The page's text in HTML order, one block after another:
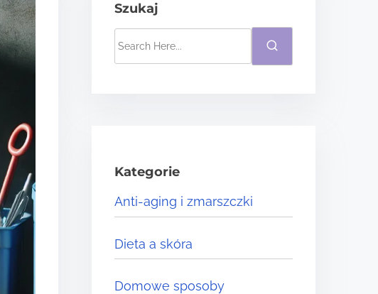
Szukaj
S
e
H
r
e
.
.
Kategorie
Anti-aging i zmarszczki
Dieta a skóra
Domowe sposoby